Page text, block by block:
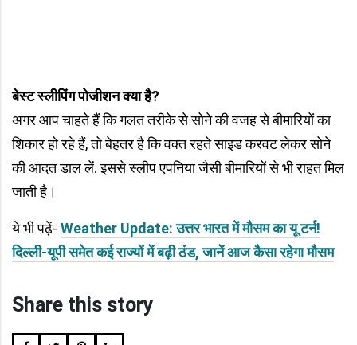
बेस्ट स्लीपिंग पोजीशन क्या है?
अगर आप चाहते हैं कि गलत तरीके से सोने की वजह से बीमारियों का
शिकार हो रहे हैं, तो बेहतर है कि वक्त रहते साइड करवट लेकर सोने
की आदत डाल लें. इससे स्लीप एपनिया जैसी बीमारियों से भी राहत मिल
जाती है।
ये भी पढ़ें- Weather Update: उत्तर भारत में मौसम का यू टर्न!
दिल्ली-यूपी समेत कई राज्यों में बढ़ी ठंड, जानें आज कैसा रहेगा मौसम
Share this story